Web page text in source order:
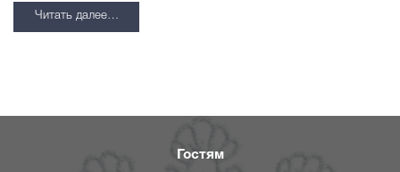
Читать далее…Историческое
прошлое
Гостям